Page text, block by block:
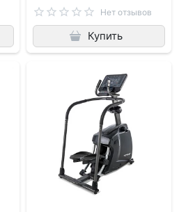
Нет отзывов
Купить